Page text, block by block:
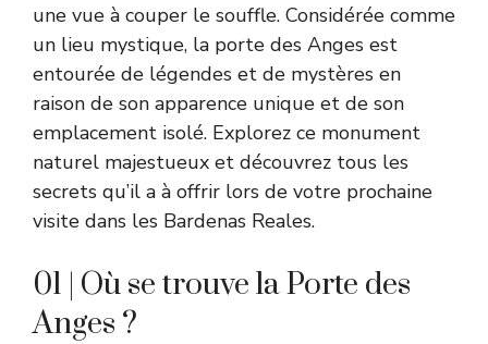
une vue à couper le souffle. Considérée comme
un lieu mystique, la porte des Anges est
entourée de légendes et de mystères en
raison de son apparence unique et de son
emplacement isolé. Explorez ce monument
naturel majestueux et découvrez tous les
secrets qu’il a à offrir lors de votre prochaine
visite dans les Bardenas Reales.
01 | Où se trouve la Porte des
Anges ?